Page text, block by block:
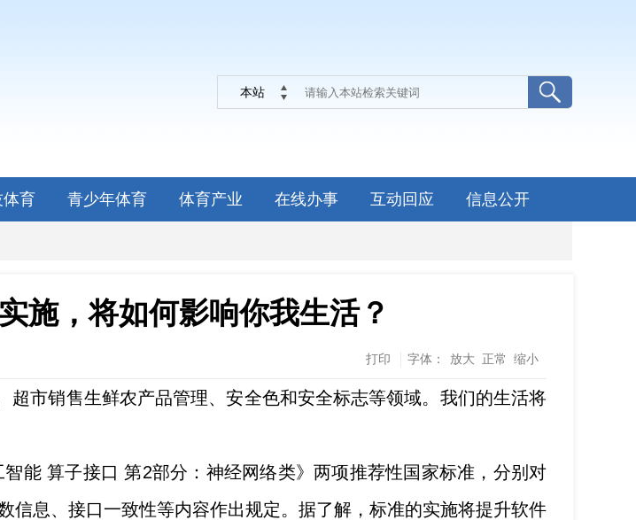
本站
育 青少年体育 体育产业 在线办事 互动回应 信息公开
施，将如何影响你我生活？
打印 字体： 放大 正常 缩小
市销售生鲜农产品管理、安全色和安全标志等领域。我们的生活将
能 算子接口 第2部分：神经网络类》两项推荐性国家标准，分别对
信息、接口一致性等内容作出规定。据了解，标准的实施将提升软件